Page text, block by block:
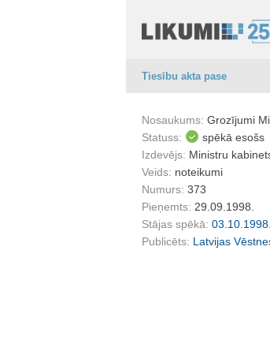
Tiesību akta pase
Nosaukums: Grozījumi
Statuss:
spēkā esošs
Izdevējs: Ministru
Veids: noteikumi
Numurs: 373
Pieņemts: 29.09.1998.
Stājas spēkā: 03.10.1998.
Publicēts: Latvijas